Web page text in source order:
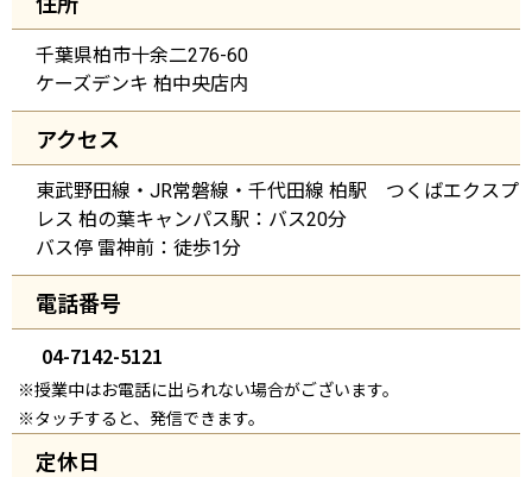
千葉県柏市十余二276-60
ケーズデンキ 柏中央店内
アクセス
東武野田線・JR常磐線・千代田線 柏駅 つくばエクスプ
レス 柏の葉キャンパス駅：バス20分
バス停 雷神前：徒歩1分
電話番号
04-7142-5121
※授業中はお電話に出られない場合がございます。
※タッチすると、発信できます。
定休日